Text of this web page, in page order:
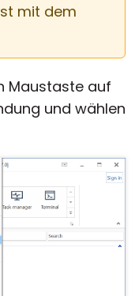
mit dem
Maustaste auf
und wählen